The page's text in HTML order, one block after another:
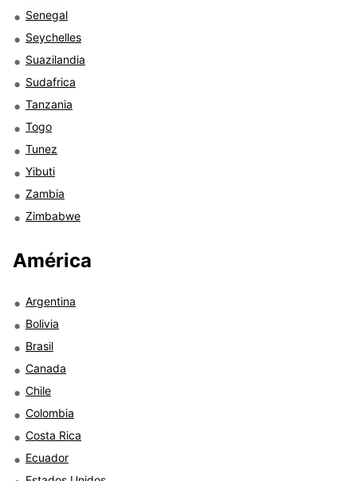
Senegal
Seychelles
Suazilandia
Sudafrica
Tanzania
Togo
Tunez
Yibuti
Zambia
Zimbabwe
América
Argentina
Bolivia
Brasil
Canada
Chile
Colombia
Costa Rica
Ecuador